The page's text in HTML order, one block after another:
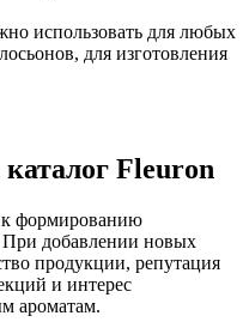
использовать для любых
для изготовления
Fleuron
формированию
добавлении новых
продукции, репутация
и интерес
ароматам.